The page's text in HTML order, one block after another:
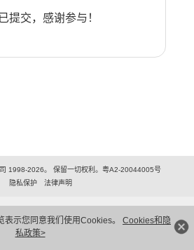
示您同意我们使用Cookies。 Cookies和隐
私政策>
提交，感谢参与！
1998-2026。 保留一切权利。粤A2-20044005号
隐私保护
法律声明